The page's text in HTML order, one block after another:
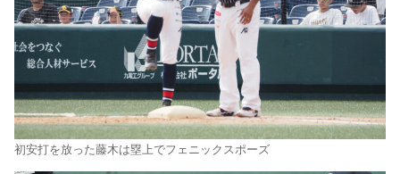
初安打を放った藤木は塁上でフェニックスポーズ